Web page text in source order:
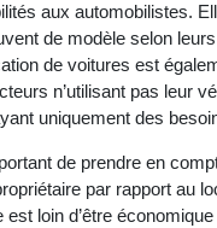
aux automobilistes.
de modèle selon
de voitures est
n’utilisant pas leur
uniquement des
de prendre en
par rapport au
est loin d’être